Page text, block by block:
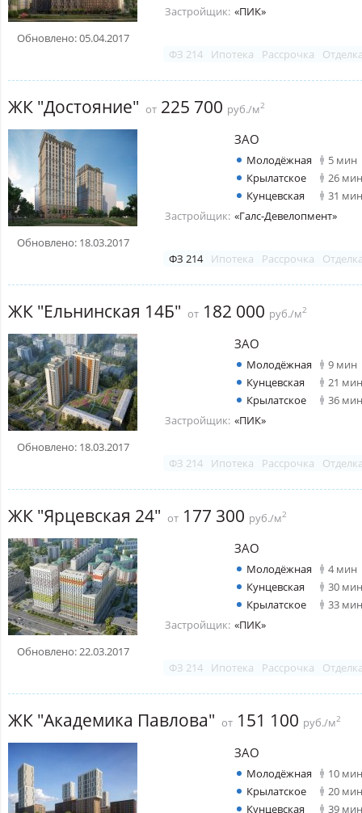
Обновлено: 05.04.2017
Застройщик: «ПИК»
ФЗ 214 Ипотека Рассрочка
ЖК "Достояние" от 225 700 руб./м2
Обновлено: 18.03.2017
ЗАО
Молодёжная
5 мин
Крылатское
26 мин
Кунцевская
31 мин
Застройщик: «Галс-Девелопмент»
ФЗ 214 Ипотека Рассрочка
ЖК "Ельнинская 14Б" от 182 000 руб./м2
Обновлено: 18.03.2017
ЗАО
Молодёжная
9 мин
Кунцевская
21 мин
Крылатское
36 мин
Застройщик: «ПИК»
ФЗ 214 Ипотека Рассрочка
ЖК "Ярцевская 24" от 177 300 руб./м2
Обновлено: 22.03.2017
ЗАО
Молодёжная
4 мин
Кунцевская
30 мин
Крылатское
33 мин
Застройщик: «ПИК»
ФЗ 214 Ипотека Рассрочка
ЖК "Академика Павлова" от 151 100 руб./м2
ЗАО
Молодёжная
10 мин
Крылатское
20 мин
Кунцевская
39 мин